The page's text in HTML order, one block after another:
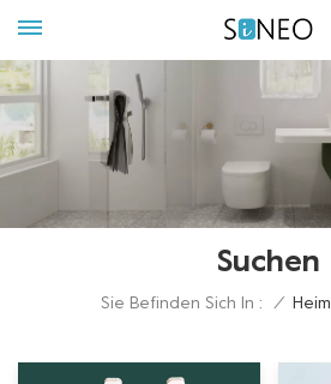
Suchen
Sie Befinden Sich In : / Heim